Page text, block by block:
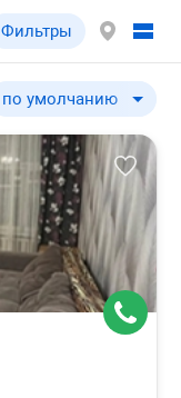
Фильтры
по умолчанию
по умолчанию
по цене ↓
по цене ↑
по комнатности ↓
по комнатности ↑
по общей площади ↓
по общей площади ↑